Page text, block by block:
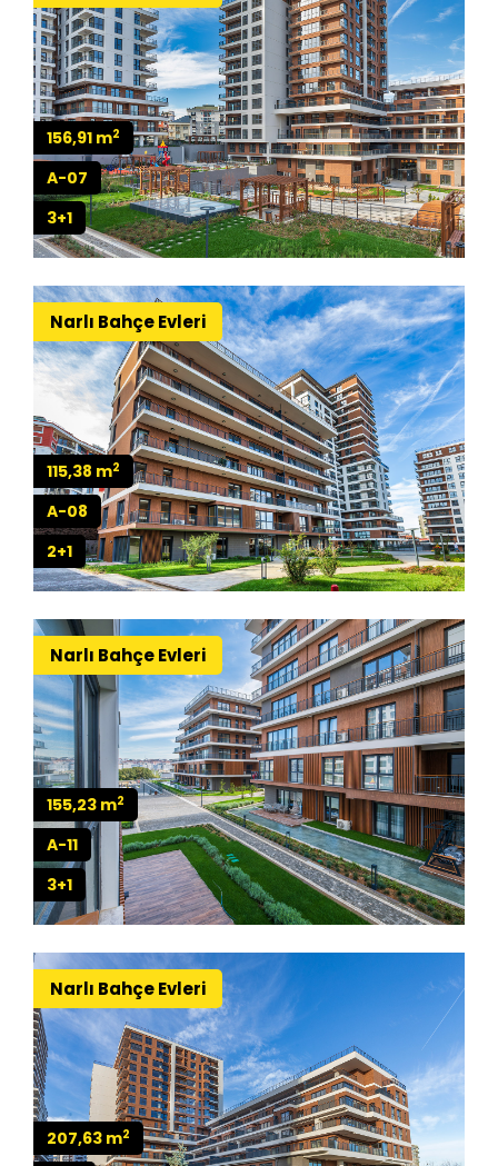
156,91 m2
A-07
3+1
Narlı Bahçe Evleri
115,38 m2
A-08
2+1
Narlı Bahçe Evleri
155,23 m2
A-11
3+1
Narlı Bahçe Evleri
207,63 m2